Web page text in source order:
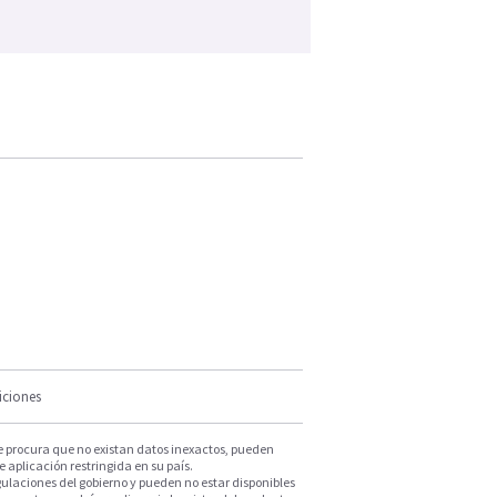
que no existan datos inexactos, pueden
aplicación restringida en su país.
del gobierno y pueden no estar disponibles